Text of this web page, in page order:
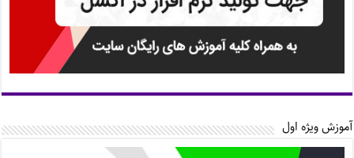
آموزش ویژه اول